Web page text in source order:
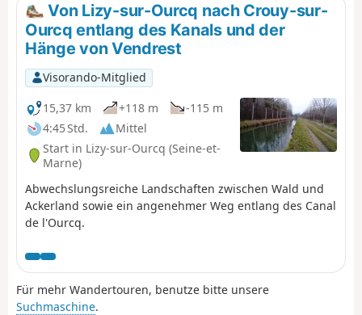
Von Lizy-sur-Ourcq nach Crouy-sur-
Ourcq entlang des Kanals und der
Hänge von Vendrest
Visorando-Mitglied
15,37 km
+118 m
-115 m
4:45 Std.
Mittel
Start in Lizy-sur-Ourcq (Seine-et-
Marne)
Abwechslungsreiche Landschaften zwischen Wald und
Ackerland sowie ein angenehmer Weg entlang des Canal
de l'Ourcq.
Für mehr Wandertouren, benutze bitte unsere
Suchmaschine.